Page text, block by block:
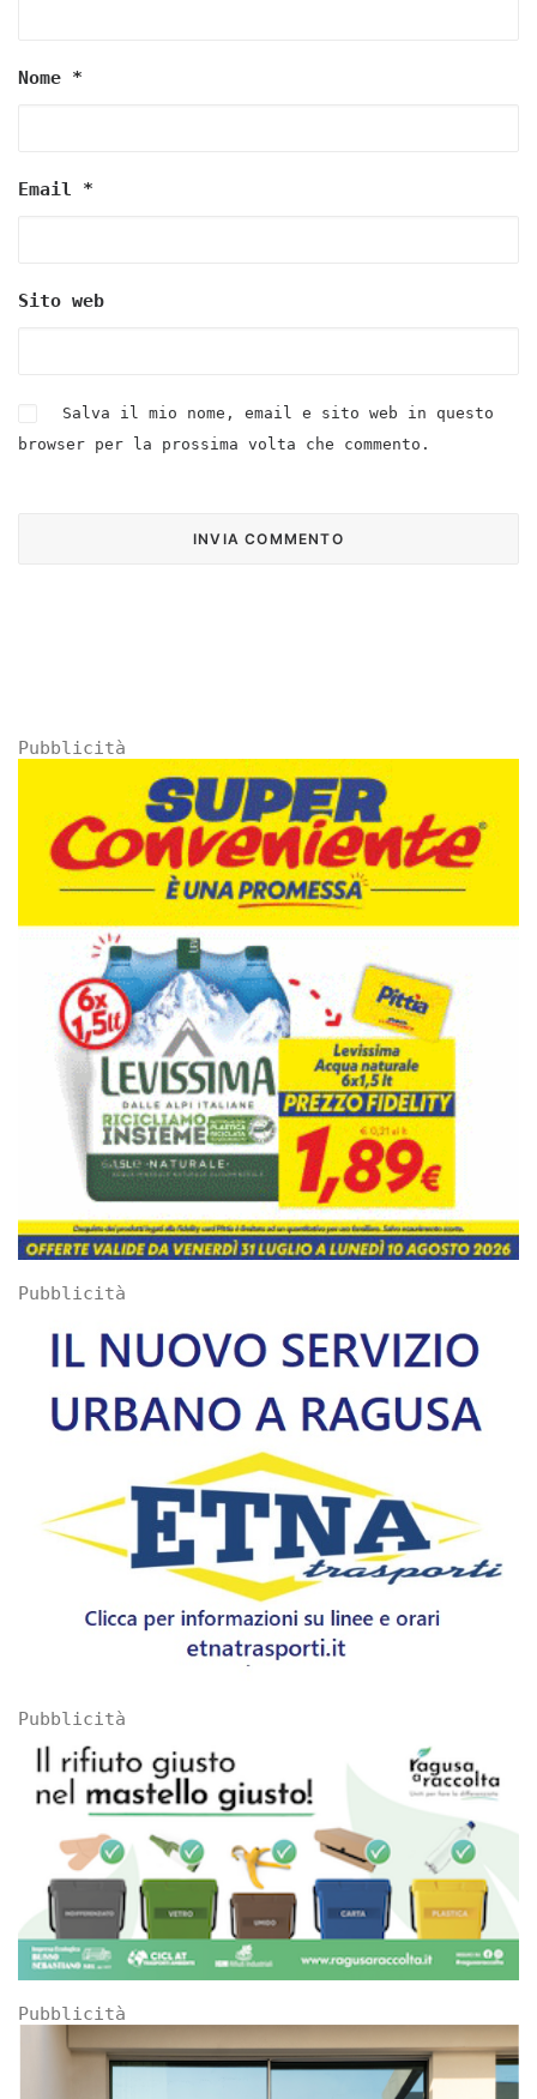
Nome *
Email *
Sito web
Salva il mio nome, email e sito web in questo
browser per la prossima volta che commento.
Pubblicità
Pubblicità
Pubblicità
Pubblicità